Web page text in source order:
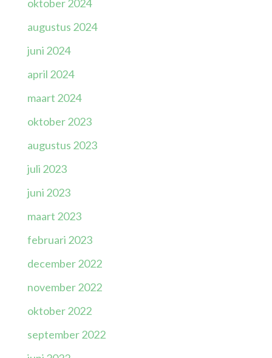
oktober 2024
augustus 2024
juni 2024
april 2024
maart 2024
oktober 2023
augustus 2023
juli 2023
juni 2023
maart 2023
februari 2023
december 2022
november 2022
oktober 2022
september 2022